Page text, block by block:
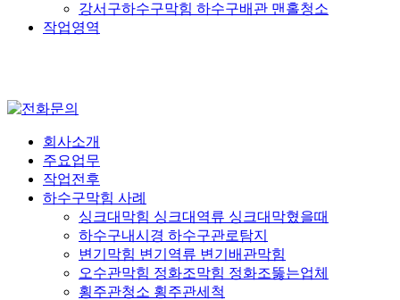
강서구하수구막힘 하수구배관 맨홀청소
작업영역
회사소개
주요업무
작업전후
하수구막힘 사례
싱크대막힘 싱크대역류 싱크대막혔을때
하수구내시경 하수구관로탐지
변기막힘 변기역류 변기배관막힘
오수관막힘 정화조막힘 정화조뚫는업체
횡주관청소 횡주관세척